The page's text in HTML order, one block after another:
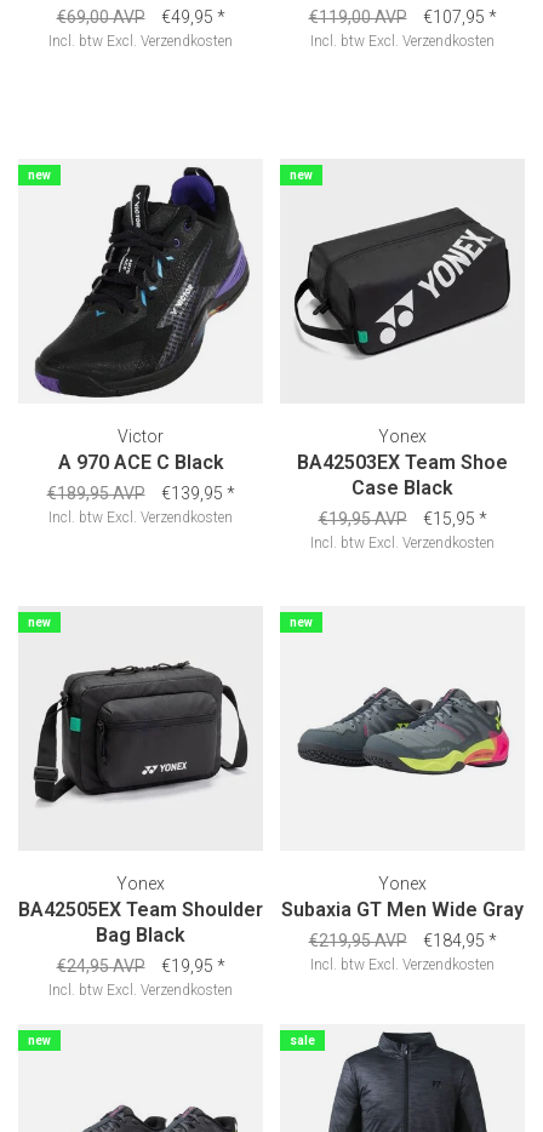
€69,00 AVP €49,95 *
Incl. btw Excl. Verzendkosten
€119,00 AVP €107,95 *
Incl. btw Excl. Verzendkosten
new
Victor
A 970 ACE C Black
€189,95 AVP €139,95 *
Incl. btw Excl. Verzendkosten
new
Yonex
BA42503EX Team Shoe
Case Black
€19,95 AVP €15,95 *
Incl. btw Excl. Verzendkosten
new
Yonex
BA42505EX Team Shoulder
Bag Black
€24,95 AVP €19,95 *
Incl. btw Excl. Verzendkosten
new
Yonex
Subaxia GT Men Wide Gray
€219,95 AVP €184,95 *
Incl. btw Excl. Verzendkosten
new sale